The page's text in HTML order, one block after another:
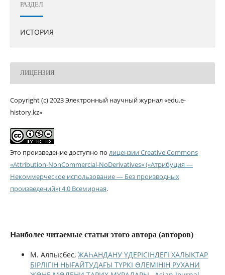
РАЗДЕЛ
ИСТОРИЯ
ЛИЦЕНЗИЯ
Copyright (c) 2023 Электронный научный журнал «edu.e-
history.kz»
Это произведение доступно по лицензии Creative Commons
«Attribution-NonCommercial-NoDerivatives» («Атрибуция —
Некоммерческое использование — Без производных
произведений») 4.0 Всемирная.
Наиболее читаемые статьи этого автора (авторов)
М. Алпысбес, ЖАҺАНДАНУ ҮДЕРІСІНДЕГІ ХАЛЫҚТАР
БІРЛІГІН НЫҒАЙТУДАҒЫ ТҮРКІ ƏЛЕМІНІҢ РУХАНИ